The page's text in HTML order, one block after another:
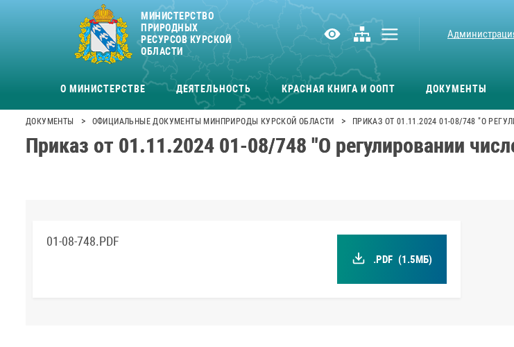
МИНИСТЕРСТВО
ПРИРОДНЫХ
РЕСУРСОВ КУРСКОЙ
ОБЛАСТИ
О МИНИСТЕРСТВЕ ДЕЯТЕЛЬНОСТЬ КРАСНАЯ КНИГА И ООПТ ДОКУМЕНТЫ
ДОКУМЕНТЫ > ОФИЦИАЛЬНЫЕ ДОКУМЕНТЫ МИНПРИРОДЫ КУРСКОЙ ОБЛАСТИ > ПРИКАЗ ОТ 01.11.2024 01-08/748 "О
Приказ от 01.11.2024 01-08/748 "О регулировании
01-08-748.PDF
.PDF (1.5МБ)